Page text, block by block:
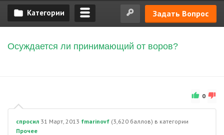
Задать Вопрос
Осуждается ли принимающий от воров?
0
спросил 31 Март, 2013 fmarinovf (3,620 баллов) в категории
Прочее